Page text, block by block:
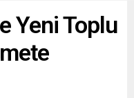
Yeni Toplu